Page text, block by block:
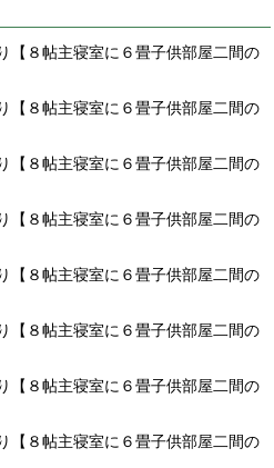
【８帖主寝室に６畳子供部屋二間の
【８帖主寝室に６畳子供部屋二間の
【８帖主寝室に６畳子供部屋二間の
【８帖主寝室に６畳子供部屋二間の
【８帖主寝室に６畳子供部屋二間の
【８帖主寝室に６畳子供部屋二間の
【８帖主寝室に６畳子供部屋二間の
【８帖主寝室に６畳子供部屋二間の